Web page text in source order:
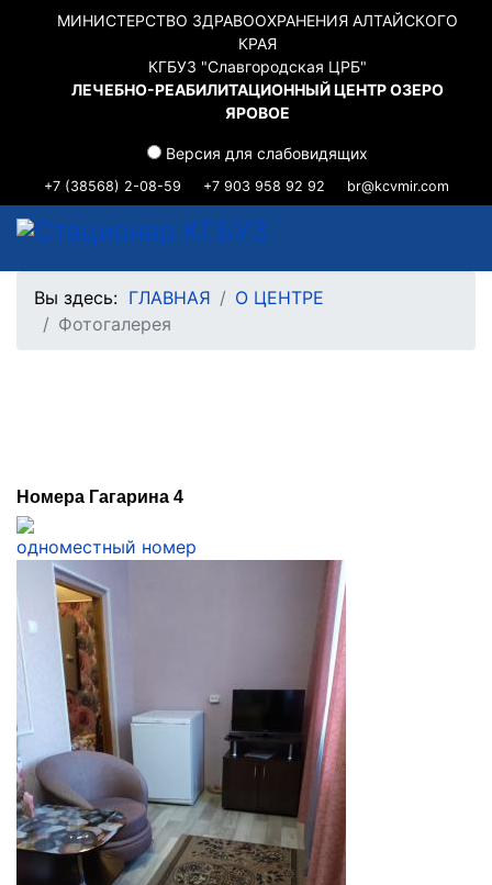
МИНИСТЕРСТВО ЗДРАВООХРАНЕНИЯ АЛТАЙСКОГО
КРАЯ
КГБУЗ "Славгородская ЦРБ"
ЛЕЧЕБНО-РЕАБИЛИТАЦИОННЫЙ ЦЕНТР ОЗЕРО
ЯРОВОЕ
Версия для слабовидящих
+7 (38568) 2-08-59 +7 903 958 92 92 br@kcvmir.com
Вы здесь: ГЛАВНАЯ
О ЦЕНТРЕ
Фотогалерея
Номера Гагарина 4
одноместный номер